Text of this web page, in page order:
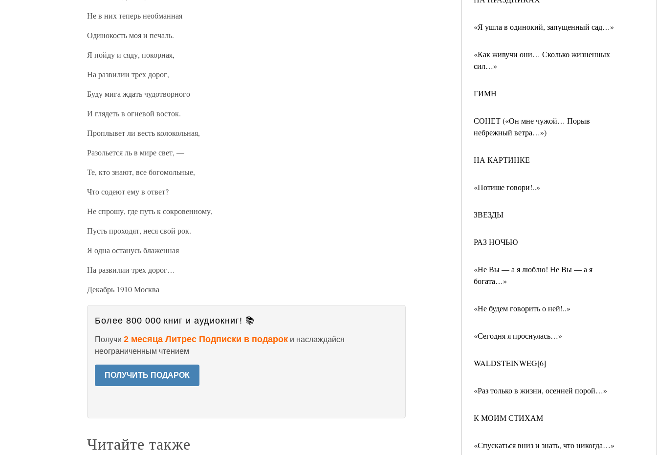
«Я ушла в одинокий, запущенный сад…»
«Как живучи они… Сколько жизненных
сил…»
ГИМН
СОНЕТ («Он мне чужой… Порыв
небрежный ветра…»)
НА КАРТИНКЕ
«Потише говори!..»
ЗВЕЗДЫ
РАЗ НОЧЬЮ
«Не Вы — а я люблю! Не Вы — а я
богата…»
«Не будем говорить о ней!..»
«Сегодня я проснулась…»
WALDSTEINWEG[6]
«Раз только в жизни, осенней порой…»
К МОИМ СТИХАМ
«Спускаться вниз и знать, что никогда…»
Не в них теперь необманная
Одинокость моя и печаль.
Я пойду и сяду, покорная,
На развилии трех дорог,
Буду мига ждать чудотворного
И глядеть в огневой восток.
Проплывет ли весть колокольная,
Разольется ль в мире свет, —
Те, кто знают, все богомольные,
Что содеют ему в ответ?
Не спрошу, где путь к сокровенному,
Пусть проходят, неся свой рок.
Я одна останусь блаженная
На развилии трех дорог…
Декабрь 1910 Москва
Более 800 000 книг и аудиокниг! 📚
Получи 2 месяца Литрес Подписки в подарок и наслаждайся
неограниченным чтением
ПОЛУЧИТЬ ПОДАРОК
Читайте также